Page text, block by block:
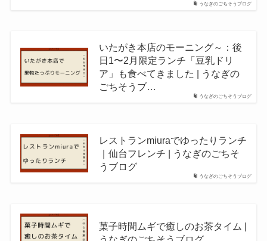
うなぎのごちそうブログ
うなぎのごちそうブログ
いたがき本店のモーニング～：後
日1〜2月限定ランチ「豆乳ドリ
ア」も食べてきました | うなぎの
ごちそうブ…
うなぎのごちそうブログ
レストランmiuraでゆったりランチ
｜仙台フレンチ | うなぎのごちそ
うブログ
菓子時間ムギで癒しのお茶タイム |